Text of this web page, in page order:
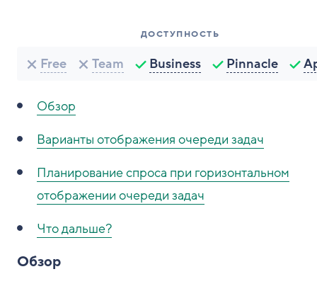
ДОСТУПНОСТЬ
Free Team Business Pinnacle
Обзор
Варианты отображения очереди задач
Планирование спроса при горизонтальном
отображении очереди задач
Что дальше?
Обзор